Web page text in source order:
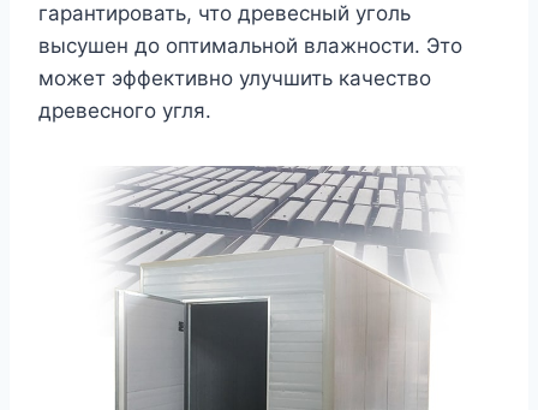
гарантировать, что древесный уголь
высушен до оптимальной влажности. Это
может эффективно улучшить качество
древесного угля.